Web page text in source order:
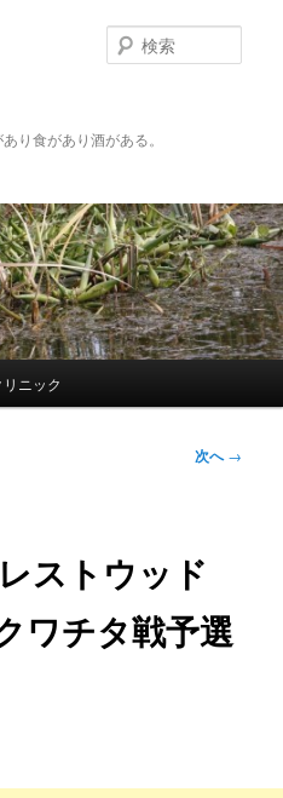
り食があり酒がある。
索
ニック
次へ→
ストウッド
ワチタ戦予選